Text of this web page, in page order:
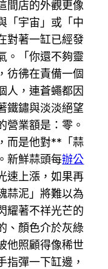
間店的外觀更像
「宇宙」或「中
對著一缸已經發
。「你還不夠靈
彷彿在責備一個
人，連蒼蠅都因
鐵鏽與淡淡絕望
營業額是：零。
而是他對**「蒜
新鮮蒜頭每辦公
速上漲，如果再
蒜泥」將難以為
耀著不祥光芒的
、顏色介於灰綠
他照顧得像稀世
指彈一下缸邊，